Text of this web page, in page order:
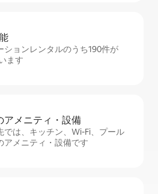
ションレンタルのうち190件が
ます
ア⁠メ⁠ニ⁠テ⁠ィ・設⁠備
では、キッチン、Wi-Fi、プール
アメニティ・設備です